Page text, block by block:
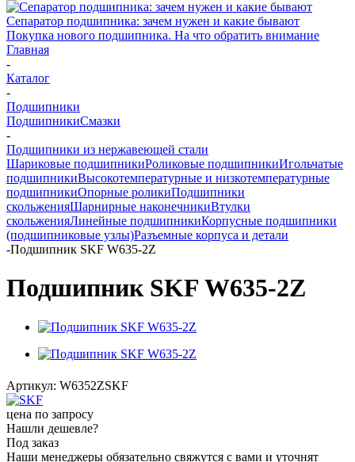
Сепаратор подшипника: зачем нужен и какие бывают
Покупка нового подшипника. На что обратить внимание
Главная
-
Каталог
-
Подшипники
ПодшипникиСмазки
-
Подшипники из нержавеющей стали
Шариковые подшипникиРоликовые подшипникиИгольчатые
подшипникиВысокотемпературные и низкотемпературные
подшипникиОпорные роликиПодшипники
скольженияШарнирные наконечникиВтулки
скольженияЛинейные подшипникиКорпусные подшипники
(подшипниковые узлы)Разъемные корпуса и детали
-Подшипник SKF W635-2Z
Подшипник SKF W635-2Z
Артикул: W6352ZSKF
цена по запросу
Нашли дешевле?
Под заказ
Наши менеджеры обязательно свяжутся с вами и уточнят